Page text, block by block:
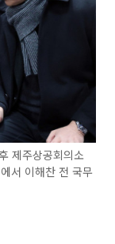
제주상공회의소
서 이해찬 전 국무